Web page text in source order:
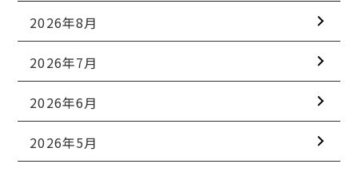
2026年8月
2026年7月
2026年6月
2026年5月